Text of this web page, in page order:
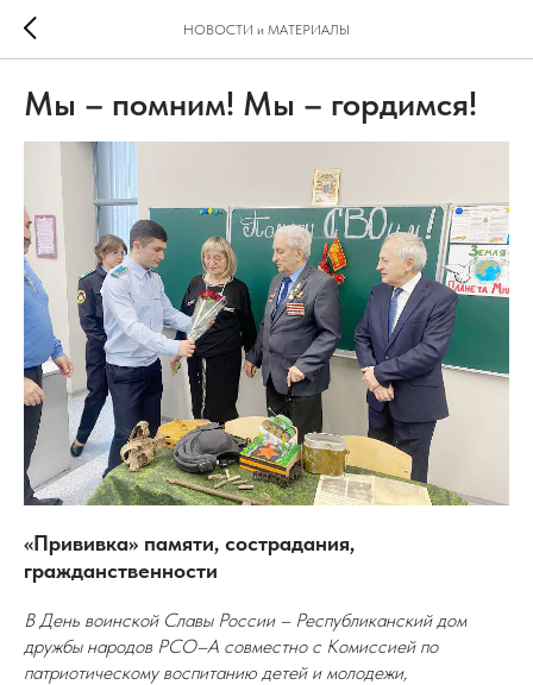
НОВОСТИ и МАТЕРИАЛЫ
Мы – помним! Мы – гордимся!
«Прививка» памяти, сострадания,
гражданственности
В День воинской Славы России – Республиканский дом
дружбы народов РСО–А совместно с Комиссией по
патриотическому воспитанию детей и молодежи,